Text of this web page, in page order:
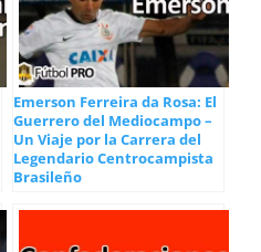
Emerson Ferreira da Rosa: El
Guerrero del Mediocampo –
Un Viaje por la Carrera del
Legendario Centrocampista
Brasileño